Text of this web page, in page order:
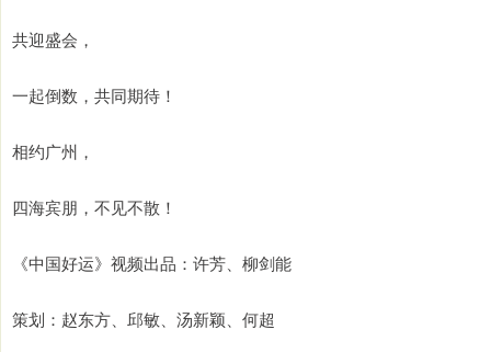
共迎盛会，
一起倒数，共同期待！
相约广州，
四海宾朋，不见不散！
《中国好运》视频出品：许芳、柳剑能
策划：赵东方、邱敏、汤新颖、何超